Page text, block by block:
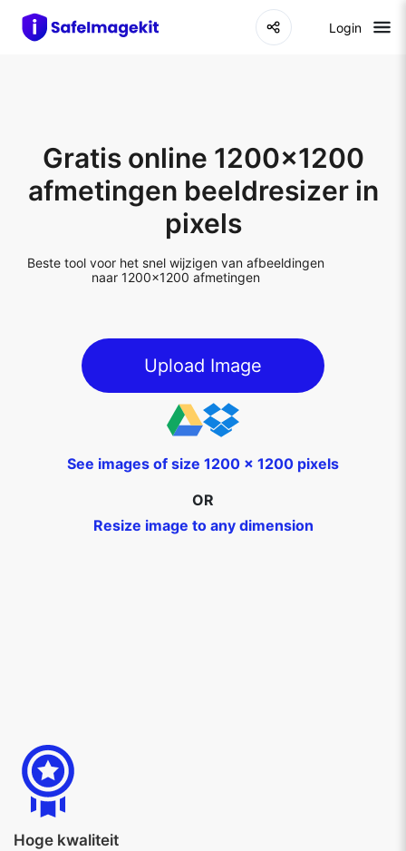
Login
Gratis online 1200x1200
afmetingen beeldresizer in
pixels
Beste tool voor het snel wijzigen van afbeeldingen
naar 1200x1200 afmetingen
Upload Image
See images of size 1200 x 1200 pixels
OR
Resize image to any dimension
Hoge kwaliteit